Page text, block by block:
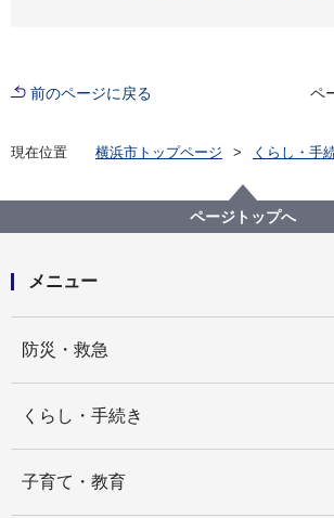
前のページに戻る ペ
現在位置 横浜市トップページ
くらし・手
歩道と車道の段差をなくしてください
ページトップへ
メニュー
防災・救急
くらし・手続き
子育て・教育